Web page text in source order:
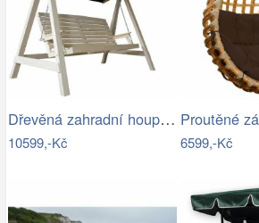
Dřevěná zahradní houpačka Lucas pro 4…
10599,-Kč 6599,-Kč